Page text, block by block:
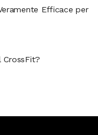
Efficace per
CrossFit?